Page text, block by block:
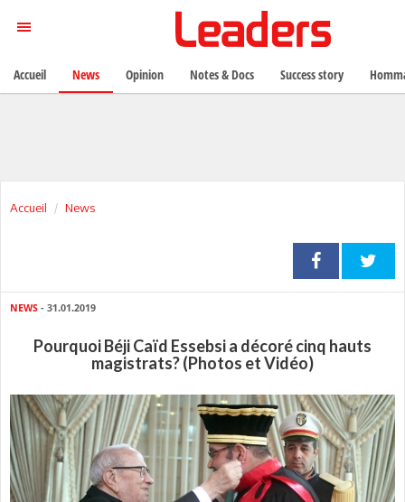
Accueil News
NEWS - 31.01.2019
Pourquoi Béji Caïd Essebsi a décoré cinq hauts
magistrats? (Photos et Vidéo)
Accueil News Opinion Notes & Docs Success story